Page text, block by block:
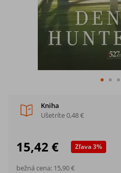
Kniha
Ušetríte0,48 €
15,42 € Zľava3%
bežná cena: 15,90 €